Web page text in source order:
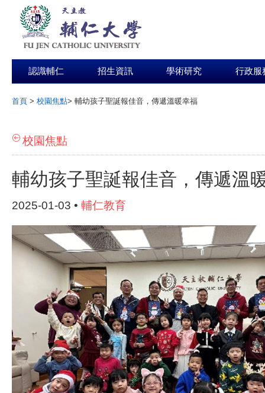
認識輔仁 招生資訊 學術研究 行政服
首頁 > 校園焦點> 輔幼孩子聖誕報佳音，傳遞溫暖幸福
校園焦點
輔幼孩子聖誕報佳音，傳遞溫
2025-01-03 • 輔仁教育